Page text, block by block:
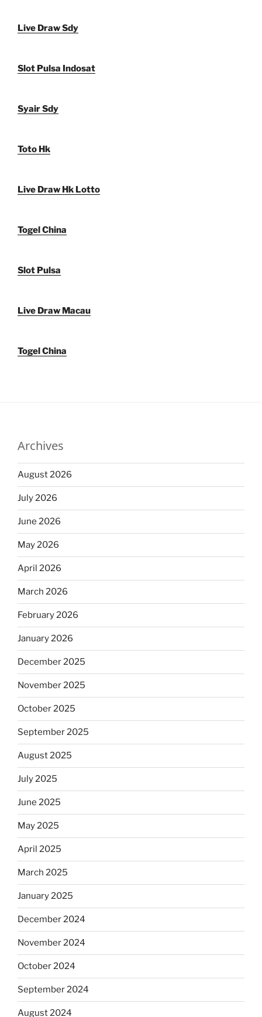
Live Draw Sdy
Slot Pulsa Indosat
Syair Sdy
Toto Hk
Live Draw Hk Lotto
Togel China
Slot Pulsa
Live Draw Macau
Togel China
Archives
August 2026
July 2026
June 2026
May 2026
April 2026
March 2026
February 2026
January 2026
December 2025
November 2025
October 2025
September 2025
August 2025
July 2025
June 2025
May 2025
April 2025
March 2025
January 2025
December 2024
November 2024
October 2024
September 2024
August 2024